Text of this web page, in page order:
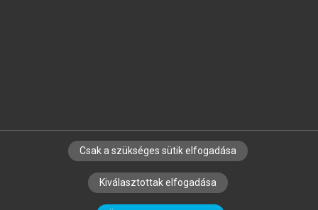
SZERZŐKNEK CÉGEKNEK KÖNYVTÁROSOKNAK
SZERKESZTÉSI ÉS LEKTORÁLÁSI ALAPELVEK
Csak a szükséges sütik elfogadása
Kiválasztottak elfogadása